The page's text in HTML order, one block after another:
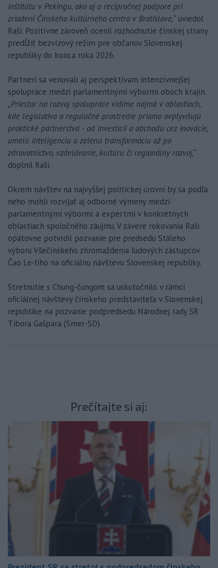
inštitútu v Pekingu, ako aj o recipročnej podpore pri
zriadení Čínskeho kultúrneho centra v Bratislave,“ uviedol
Raši. Pozitívne zároveň ocenil rozhodnutie čínskej strany
predĺžiť bezvízový režim pre občanov Slovenskej
republiky do konca roka 2026.
Partneri sa venovali aj perspektívam intenzívnejšej
spolupráce medzi parlamentnými výbormi oboch krajín.
„Priestor na rozvoj spolupráce vidíme najmä v oblastiach,
kde legislatíva a regulačné prostredie priamo ovplyvňujú
praktické partnerstvá - od investícií a obchodu cez inovácie,
umelú inteligenciu a zelenú transformáciu až po
zdravotníctvo, vzdelávanie, kultúru či regionálny rozvoj,“
doplnil Raši.
Okrem návštev na najvyššej politickej úrovni by sa podľa
neho mohli rozvíjať aj odborné výmeny medzi
parlamentnými výbormi a expertmi v konkrétnych
oblastiach spoločného záujmu. V závere rokovania Raši
opätovne potvrdil pozvanie pre predsedu Stáleho
výboru Všečínskeho zhromaždenia ľudových zástupcov
Čao Le-ťiho na oficiálnu návštevu Slovenskej republiky.
Stretnutie s Chung-čungom sa uskutočnilo v rámci
oficiálnej návštevy čínskeho predstaviteľa v Slovenskej
republike na pozvanie podpredsedu Národnej rady SR
Tibora Gašpara (Smer-SD).
Prečítajte si aj: